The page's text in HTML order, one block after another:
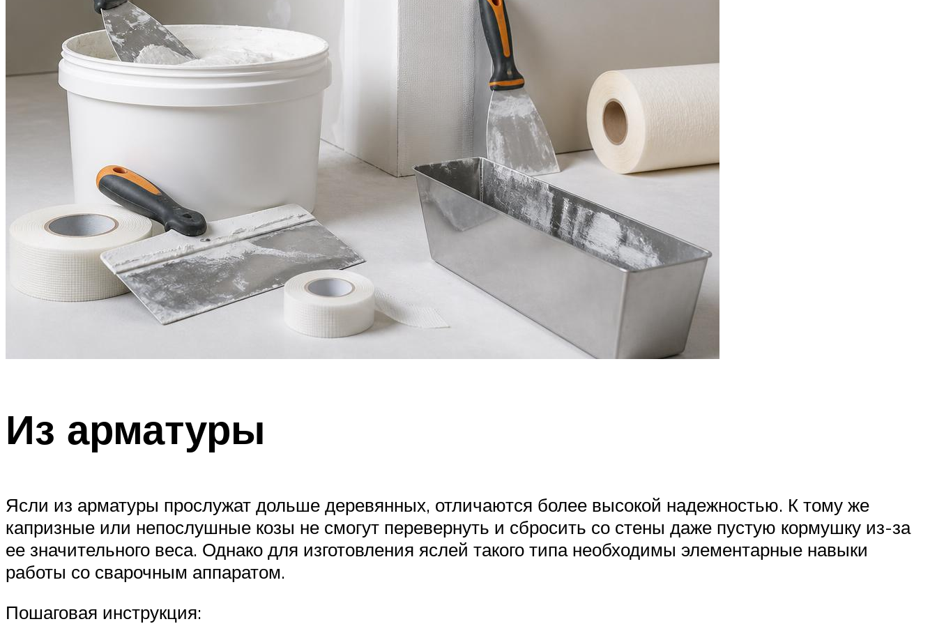
Из арматуры
Ясли из арматуры прослужат дольше деревянных, отличаются более высокой надежностью. К тому же
капризные или непослушные козы не смогут перевернуть и сбросить со стены даже пустую кормушку из-за
ее значительного веса. Однако для изготовления яслей такого типа необходимы элементарные навыки
работы со сварочным аппаратом.
Пошаговая инструкция: